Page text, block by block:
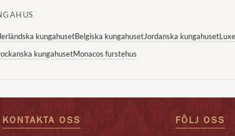
kungahusetBelgiska kungahusetJordanska kungahuset
kungahusetMonacos furstehus
KONTAKTA OSS FÖLJ OSS